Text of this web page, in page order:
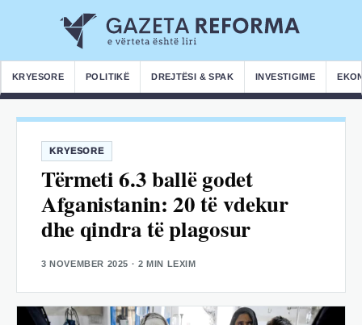
KRYESORE POLITIKË DREJTËSI & SPAK INVESTIGIME
KRYESORE
Tërmeti 6.3 ballë godet
Afganistanin: 20 të vdekur
dhe qindra të plagosur
3 NOVEMBER 2025 · 2 MIN LEXIM